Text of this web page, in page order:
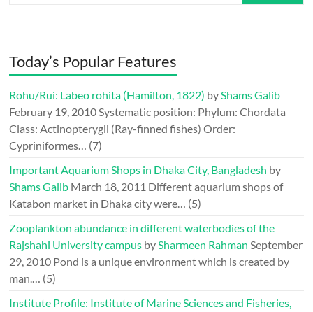
Today’s Popular Features
Rohu/Rui: Labeo rohita (Hamilton, 1822) byShams Galib
February 19, 2010Systematic position: Phylum: Chordata
Class: Actinopterygii (Ray-finned fishes) Order:
Cypriniformes… (7)
Important Aquarium Shops in Dhaka City, Bangladesh by
Shams Galib March 18, 2011 Different aquarium shops of
Katabon market in Dhaka city were… (5)
Zooplankton abundance in different waterbodies of the
Rajshahi University campus bySharmeen Rahman September
29, 2010 Pond is a unique environment which is created by
man.… (5)
Institute Profile: Institute of Marine Sciences and Fisheries,